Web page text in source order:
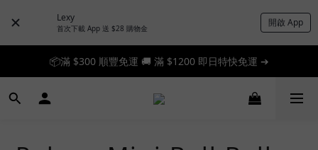
Lexy
首次下載 App 送 $28 購物金 開啟 App
📦滿 $300 順豐免運 🚚 滿 $1200 即日特快免運 ➔
📦滿 $300 順豐免運 🚚 滿 $1200 即日特快免運 ➔
🎉 新人首單享 88 折，快來領券加入！➔